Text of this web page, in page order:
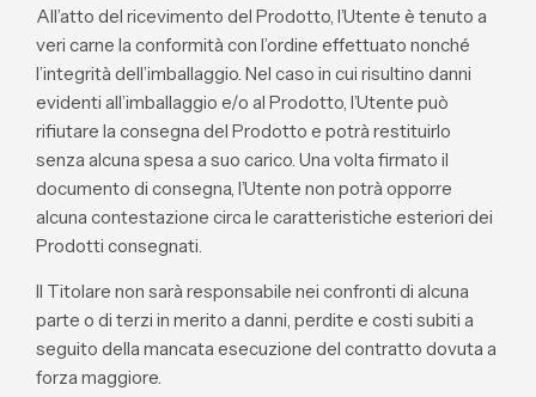
All’atto del ricevimento del Prodotto, l’Utente è tenuto a
veri carne la conformità con l’ordine effettuato nonché
l’integrità dell’imballaggio. Nel caso in cui risultino danni
evidenti all’imballaggio e/o al Prodotto, l’Utente può
rifiutare la consegna del Prodotto e potrà restituirlo
senza alcuna spesa a suo carico. Una volta firmato il
documento di consegna, l’Utente non potrà opporre
alcuna contestazione circa le caratteristiche esteriori dei
Prodotti consegnati.
Il Titolare non sarà responsabile nei confronti di alcuna
parte o di terzi in merito a danni, perdite e costi subiti a
seguito della mancata esecuzione del contratto dovuta a
forza maggiore.